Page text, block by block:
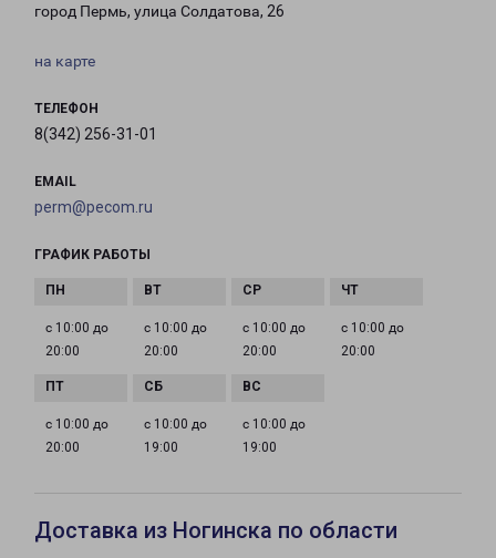
город Пермь, улица Солдатова, 26
на карте
ТЕЛЕФОН
8(342) 256-31-01
EMAIL
perm@pecom.ru
ГРАФИК РАБОТЫ
с 10:00 до
20:00
с 10:00 до
20:00
с 10:00 до
20:00
с 10:00 до
20:00
с 10:00 до
20:00
с 10:00 до
19:00
с 10:00 до
19:00
Доставка из Ногинска по области